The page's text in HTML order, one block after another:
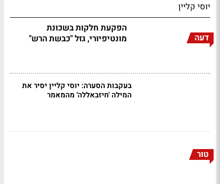
יוסי קליין
דעה
הפקעת חלקות בשכונת
מונטיפיורי, גזל "כבשת הרש"
בעקבות הסערה: יוסי קליין יסיר את
המילה 'חיזבאללה' מהמאמר
טור